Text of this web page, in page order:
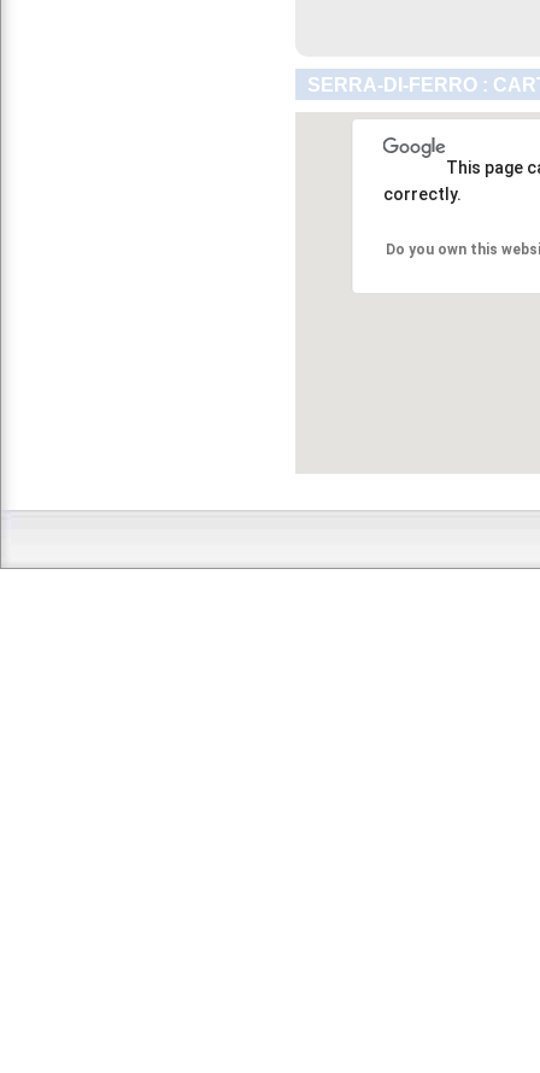
SERRA-DI-FERRO :
This page
correctly.
Do you own this